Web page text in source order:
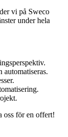
vi på Sweco
under hela
automatiseras.
oss för en offert!